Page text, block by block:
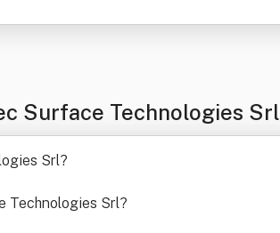
Surface Technologies Srl
Srl?
Technologies Srl?